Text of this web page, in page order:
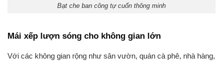
Bạt che ban công tự cuốn thông minh
Mái xếp lượn sóng cho không gian lớn
Với các không gian rộng như sân vườn, quán cà phê, nhà hàng,